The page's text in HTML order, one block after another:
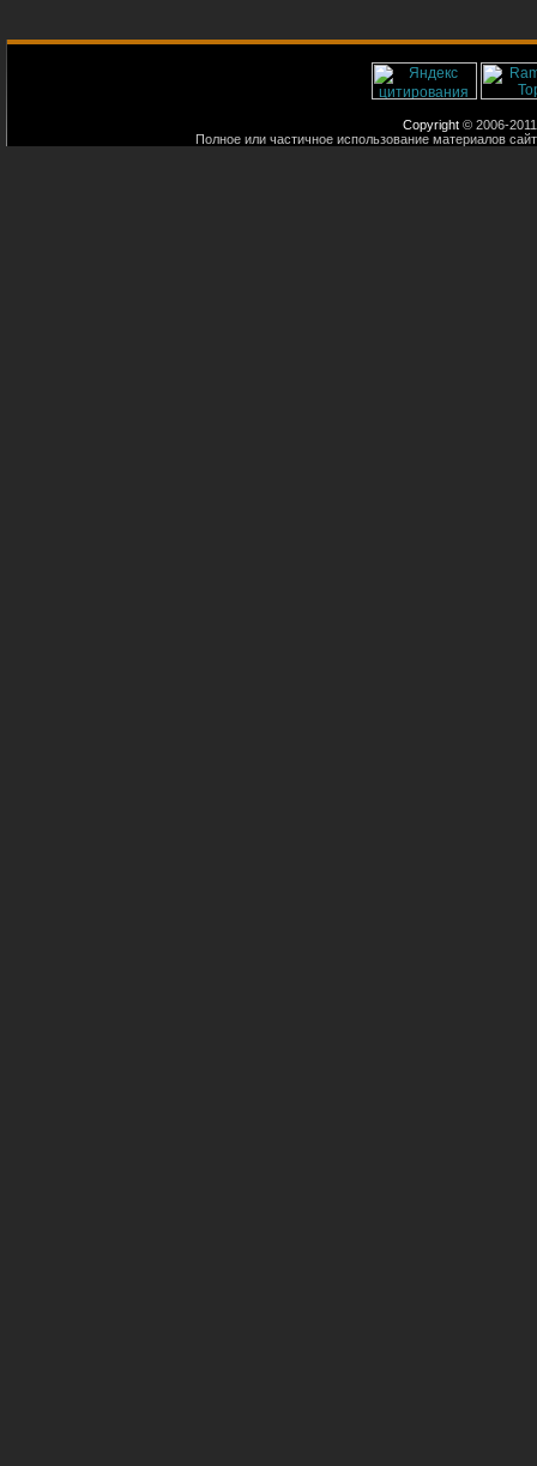
Copyright © 2006-
Полное или частичное использование материалов